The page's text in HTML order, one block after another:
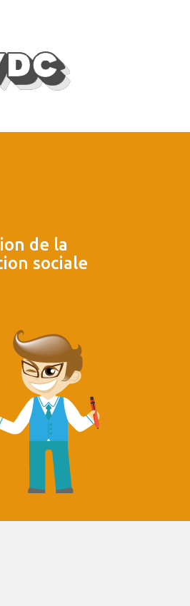
de la
sociale